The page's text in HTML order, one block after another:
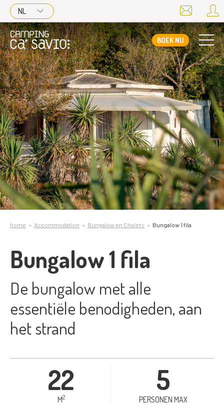
NL
BOEK NU
home Accommodation Bungalow en Chalets Bungalow 1 fila
Bungalow 1 fila
De bungalow met alle
essentiële benodigheden, aan
het strand
22
M2
5
PERSONEN MAX